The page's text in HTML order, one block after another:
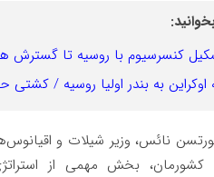
کنسرسیوم با روسیه تا
اوکراین به بندر اولیا روسیه /
نائس، وزیر شیلات و
کشورمان، بخش مهمی از